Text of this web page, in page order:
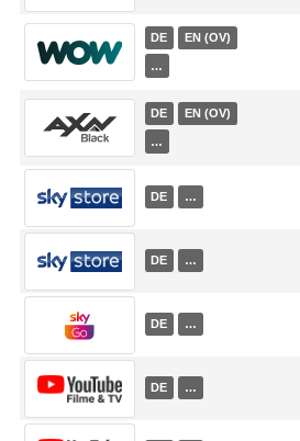
DE EN (OV)
…
DE EN (OV)
…
DE …
DE …
DE …
DE …